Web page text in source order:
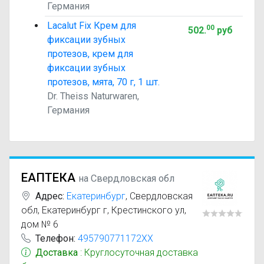
Германия
Lacalut Fix Крем для
фиксации зубных
протезов, крем для
фиксации зубных
протезов, мята, 70 г, 1 шт.
Dr. Theiss Naturwaren,
Германия
502.00руб
ЕАПТЕКА на Свердловская обл
Адрес: Екатеринбург, Свердловская
обл, Екатеринбург г, Крестинского ул,
дом № 6
Телефон: 495790771172XX
Доставка : Круглосуточная доставка